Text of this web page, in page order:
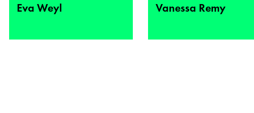
Eva Weyl Vanessa Remy